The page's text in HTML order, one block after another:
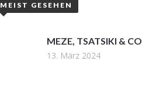
MEIST GESEHEN
MEZE, TSATSIKI & CO
13. März 2024